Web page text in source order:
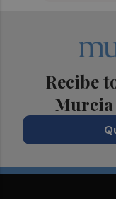
Recibe
Murcia